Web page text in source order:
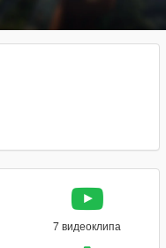
7 видеоклипа